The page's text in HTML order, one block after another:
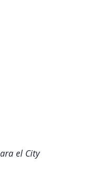
el City